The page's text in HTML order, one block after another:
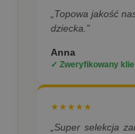
„Topowa jakość
dziecka.”
Anna
✓ Zweryfikowany
★★★★★
„Super selekcja